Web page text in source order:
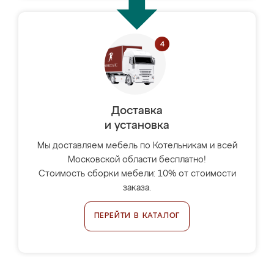
Доставка
и установка
Мы доставляем мебель по Котельникам и всей
Московской области бесплатно!
Стоимость сборки мебели: 10% от стоимости
заказа.
ПЕРЕЙТИ В КАТАЛОГ